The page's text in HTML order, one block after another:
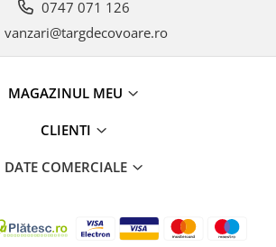
0747 071 126
vanzari@targdecovoare.ro
MAGAZINUL MEU
CLIENTI
DATE COMERCIALE